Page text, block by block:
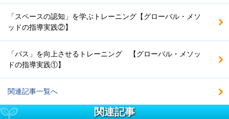
「スペースの認知」を学ぶトレーニング【グローバル・メソ
ッドの指導実践②】
「パス」を向上させるトレーニング 【グローバル・メソッ
ドの指導実践①】
関連記事一覧へ
関連記事